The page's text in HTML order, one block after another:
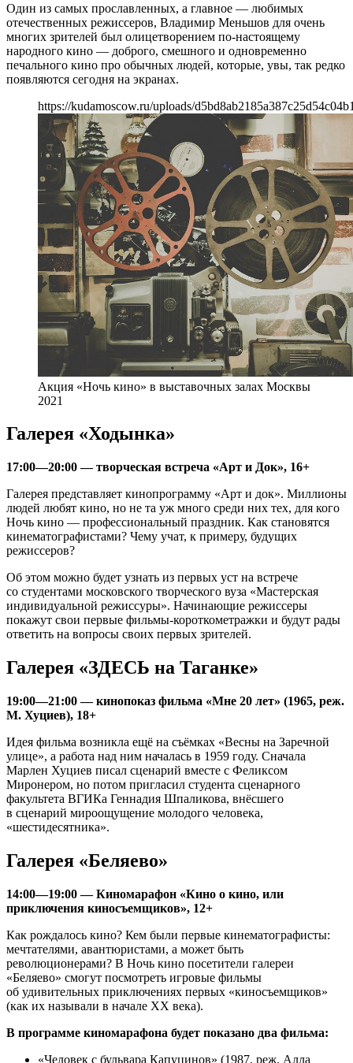
Один из самых прославленных, а главное — любимых
отечественных режиссеров, Владимир Меньшов для очень
многих зрителей был олицетворением по-настоящему
народного кино — доброго, смешного и одновременно
печального кино про обычных людей, которые, увы, так редко
появляются сегодня на экранах.
https://kudamoscow.ru/uploads/
Акция «Ночь кино» в выставочных залах Москвы
2021
Галерея «Ходынка»
17:00—20:00 — творческая встреча «Арт и Док», 16+
Галерея представляет кинопрограмму «Арт и док». Миллионы
людей любят кино, но не та уж много среди них тех, для кого
Ночь кино — профессиональный праздник. Как становятся
кинематографистами? Чему учат, к примеру, будущих
режиссеров?
Об этом можно будет узнать из первых уст на встрече
со студентами московского творческого вуза «Мастерская
индивидуальной режиссуры». Начинающие режиссеры
покажут свои первые фильмы-короткометражки и будут рады
ответить на вопросы своих первых зрителей.
Галерея «ЗДЕСЬ на Таганке»
19:00—21:00 — кинопоказ фильма «Мне 20 лет» (1965, реж.
М. Хуциев), 18+
Идея фильма возникла ещё на съёмках «Весны на Заречной
улице», а работа над ним началась в 1959 году. Сначала
Марлен Хуциев писал сценарий вместе с Феликсом
Миронером, но потом пригласил студента сценарного
факультета ВГИКа Геннадия Шпаликова, внёсшего
в сценарий мироощущение молодого человека,
«шестидесятника».
Галерея «Беляево»
14:00—19:00 — Киномарафон «Кино о кино, или
приключения киносъемщиков», 12+
Как рождалось кино? Кем были первые кинематографисты:
мечтателями, авантюристами, а может быть
революционерами? В Ночь кино посетители галереи
«Беляево» смогут посмотреть игровые фильмы
об удивительных приключениях первых «киносъемщиков»
(как их называли в начале ХХ века).
В программе киномарафона будет показано два фильма:
«Человек с бульвара Капуцинов» (1987, реж. Алла